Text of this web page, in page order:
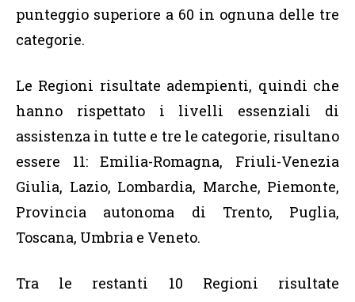
punteggio superiore a 60 in ognuna delle tre
categorie.
Le Regioni risultate adempienti, quindi che
hanno rispettato i livelli essenziali di
assistenza in tutte e tre le categorie, risultano
essere 11: Emilia-Romagna, Friuli-Venezia
Giulia, Lazio, Lombardia, Marche, Piemonte,
Provincia autonoma di Trento, Puglia,
Toscana, Umbria e Veneto.
Tra le restanti 10 Regioni risultate